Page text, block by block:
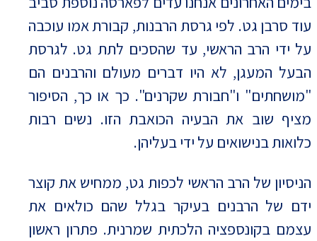
עוד סרבן גט. לפי גרסת הרבנות, קבורת אמו עוכבה
על ידי הרב הראשי, עד שהסכים לתת גט. לגרסת
הבעל המעגן, לא היו דברים מעולם והרבנים הם
"מושחתים" ו"חבורת שקרנים". כך או כך, הסיפור
מציף שוב את הבעיה הכואבת הזו. נשים רבות
כלואות בנישואים על ידי בעליהן.
הניסיון של הרב הראשי לכפות גט, ממחיש את קוצר
ידם של הרבנים בעיקר בגלל שהם כולאים את
עצמם בקונספציה הלכתית שמרנית. פתרון ראשון